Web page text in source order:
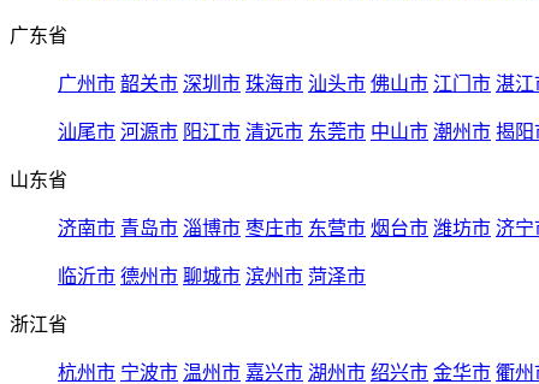
广东省
广州市 韶关市 深圳市 珠海市 汕头市 佛山市 江门市 湛江
汕尾市 河源市 阳江市 清远市 东莞市 中山市 潮州市 揭阳
山东省
济南市 青岛市 淄博市 枣庄市 东营市 烟台市 潍坊市 济宁
临沂市 德州市 聊城市 滨州市 菏泽市
浙江省
杭州市 宁波市 温州市 嘉兴市 湖州市 绍兴市 金华市 衢州